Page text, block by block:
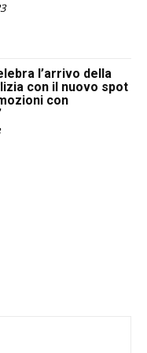
l’arrivo della
con il nuovo spot
con